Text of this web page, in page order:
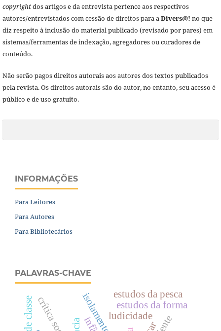
copyrightdos artigos e da entrevista pertence aos respectivos
autores/entrevistados com cessão de direitos para aDivers@! no que
diz respeito à inclusão do material publicado (revisado por pares) em
sistemas/ferramentas de indexação, agregadores ou curadores de
conteúdo.
Não serão pagos direitos autorais aos autores dos textos publicados
pela revista. Os direitos autorais são do autor, no entanto, seu acesso é
público e de uso gratuito.
INFORMAÇÕES
Para Leitores
Para Autores
Para Bibliotecários
PALAVRAS-CHAVE
ludicidade
estudos da forma
estudos da pesca
crítica social